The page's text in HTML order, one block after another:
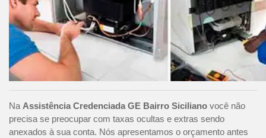
Na Assistência Credenciada GE Bairro Siciliano você não
precisa se preocupar com taxas ocultas e extras sendo
anexados à sua conta. Nós apresentamos o orçamento antes